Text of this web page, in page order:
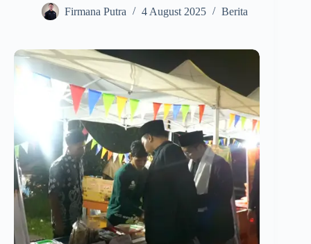
Firmana Putra 4 August 2025 Berita